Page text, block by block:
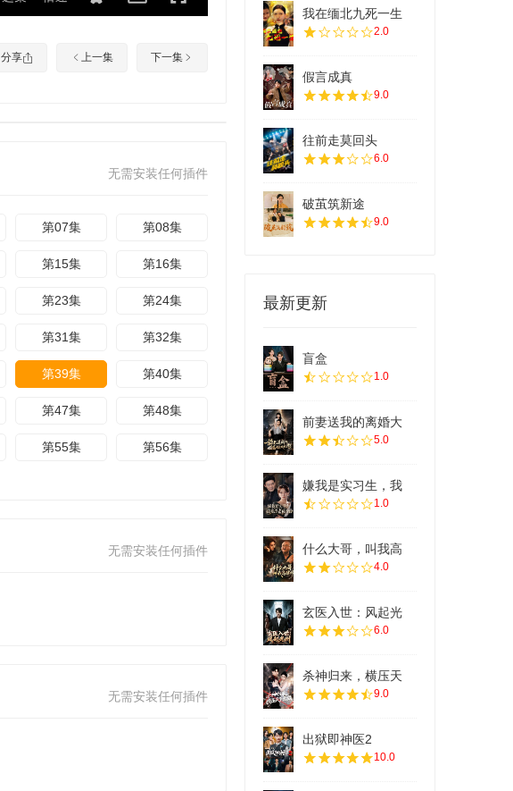
分享 上一集 下一集
无需安装任何插件
第07集 第08集
第15集 第16集
第23集 第24集
第31集 第32集
第39集 第40集
第47集 第48集
第55集 第56集
无需安装任何插件
无需安装任何插件
我在缅北九死一生
2.0
假言成真
9.0
往前走莫回头
6.0
破茧筑新途
9.0
最新更新
盲盒
1.0
前妻送我的离婚大
5.0
嫌我是实习生，我
1.0
什么大哥，叫我高
4.0
玄医入世：风起光
6.0
杀神归来，横压天
9.0
出狱即神医2
10.0